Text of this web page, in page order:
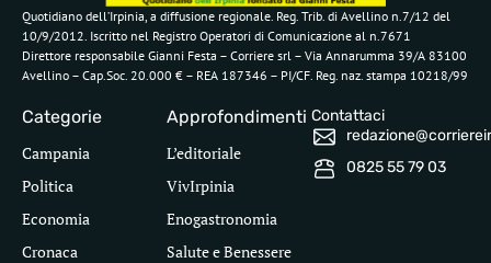
Quotidiano dell’Irpinia, a diffusione regionale. Reg. Trib. di Avellino n.7/12 del
10/9/2012. Iscritto nel Registro Operatori di Comunicazione al n.7671
Direttore responsabile Gianni Festa – Corriere srl – Via Annarumma 39/A 83100
Avellino – Cap.Soc. 20.000 € – REA 187346 – PI/CF. Reg. naz. stampa 10218/99
Categorie
Campania
Politica
Economia
Cronaca
Approfondimenti
L’editoriale
VivIrpinia
Enogastronomia
Salute e Benessere
Contattaci
0825 55 79 03